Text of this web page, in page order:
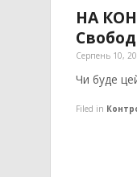
НА
Серпень 10,
Чи буде
Filed in